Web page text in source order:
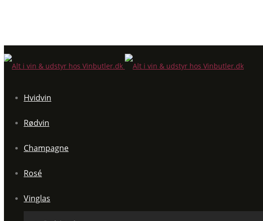
Hvidvin
Rødvin
Champagne
Rosé
Vinglas